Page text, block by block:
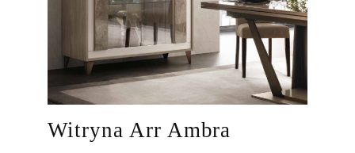
Witryna Arr Ambra